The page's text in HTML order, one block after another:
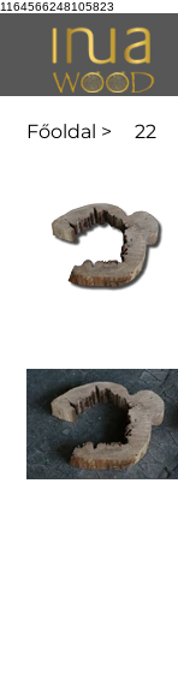
1164566248105823
Főoldal > 22